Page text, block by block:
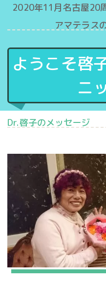
2020年11月名古屋20
アマテラス
ようこそ啓
ニ
Dr.啓子のメッセージ